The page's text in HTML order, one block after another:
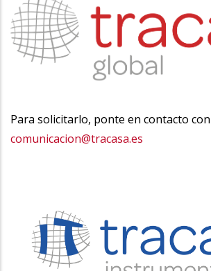
Para solicitarlo, ponte en contacto con
comunicacion@tracasa.es